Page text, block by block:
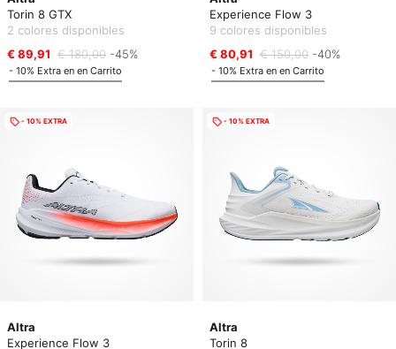
Torin 8 GTX
2 colores disponibles
€ 89,91 € 180,00 -45%
- 10% Extra en en Carrito
Experience Flow 3
9 colores disponibles
€ 80,91 € 150,00 -40%
- 10% Extra en en Carrito
Altra
Experience Flow 3
- 10% EXTRA
Altra
Torin 8
- 10% EXTRA